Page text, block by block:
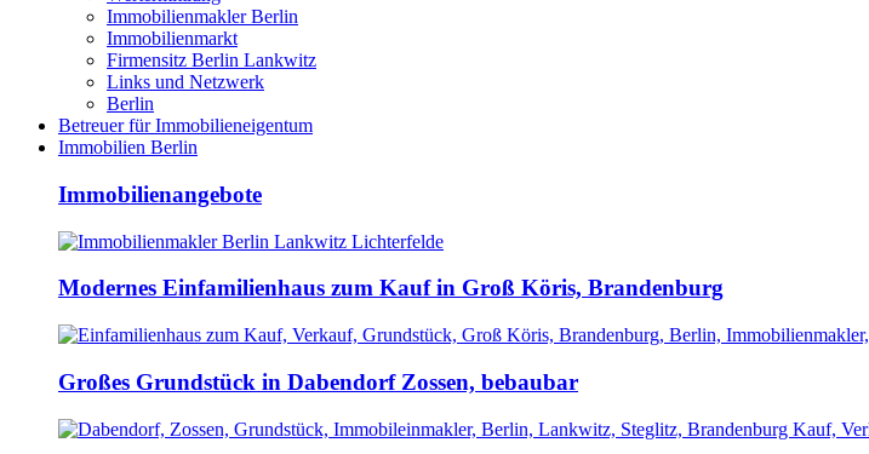
Immobilienmakler Berlin
Immobilienmarkt
Firmensitz Berlin Lankwitz
Links und Netzwerk
Berlin
Betreuer für Immobilieneigentum
Immobilien Berlin
Immobilienangebote
Modernes Einfamilienhaus zum Kauf in Groß Köris, Brandenburg
Großes Grundstück in Dabendorf Zossen, bebaubar